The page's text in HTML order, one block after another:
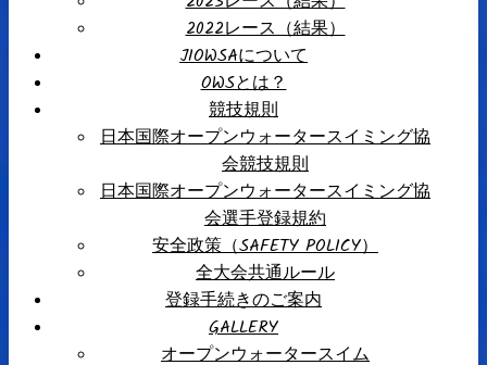
2022レース（結果）
JIOWSAについて
OWSとは？
競技規則
日本国際オープンウォータースイミング協
会競技規則
日本国際オープンウォータースイミング協
会選手登録規約
安全政策（SAFETY POLICY）
全大会共通ルール
登録手続きのご案内
GALLERY
オープンウォータースイム